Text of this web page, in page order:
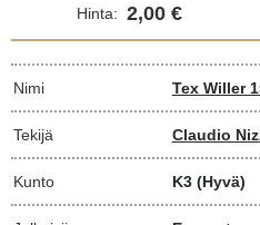
Hinta: 2,00 €
Nimi Tex Willer
Tekijä Claudio
Kunto K3 (Hyvä)